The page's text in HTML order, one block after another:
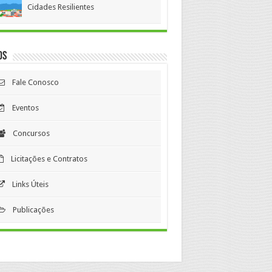
Cidades Resilientes
Fale Conosco
Eventos
Concursos
Licitações e Contratos
Links Úteis
Publicações